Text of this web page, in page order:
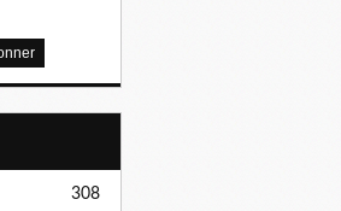
308